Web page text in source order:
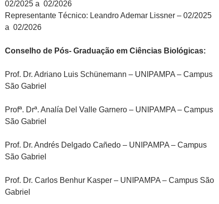
02/2025 a 02/2026
Representante Técnico: Leandro Ademar Lissner – 02/2025
a 02/2026
Conselho de Pós- Graduação em Ciências Biológicas:
Prof. Dr. Adriano Luis Schünemann – UNIPAMPA – Campus
São Gabriel
Profª. Drª. Analía Del Valle Garnero – UNIPAMPA – Campus
São Gabriel
Prof. Dr. Andrés Delgado Cañedo – UNIPAMPA – Campus
São Gabriel
Prof. Dr. Carlos Benhur Kasper – UNIPAMPA – Campus São
Gabriel